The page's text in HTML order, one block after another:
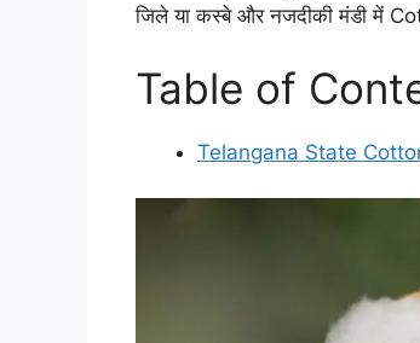
जिले या कस्बे और नजदीकी मंडी में
Table of
Telangana State